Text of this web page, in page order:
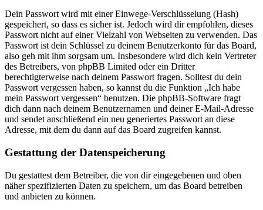
Dein Passwort wird mit einer Einwege-Verschlüsselung (Hash)
gespeichert, so dass es sicher ist. Jedoch wird dir empfohlen, dieses
Passwort nicht auf einer Vielzahl von Webseiten zu verwenden. Das
Passwort ist dein Schlüssel zu deinem Benutzerkonto für das Board,
also geh mit ihm sorgsam um. Insbesondere wird dich kein Vertreter
des Betreibers, von phpBB Limited oder ein Dritter
berechtigterweise nach deinem Passwort fragen. Solltest du dein
Passwort vergessen haben, so kannst du die Funktion „Ich habe
mein Passwort vergessen“ benutzen. Die phpBB-Software fragt
dich dann nach deinem Benutzernamen und deiner E-Mail-Adresse
und sendet anschließend ein neu generiertes Passwort an diese
Adresse, mit dem du dann auf das Board zugreifen kannst.
Gestattung der Datenspeicherung
Du gestattest dem Betreiber, die von dir eingegebenen und oben
näher spezifizierten Daten zu speichern, um das Board betreiben
und anbieten zu können.